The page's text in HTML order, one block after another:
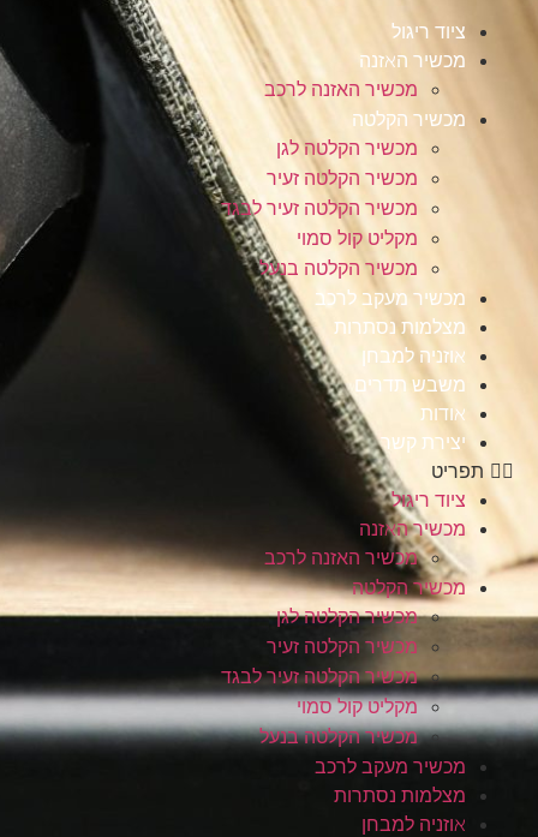
ציוד ריגול
מכשיר האזנה
מכשיר האזנה לרכב
מכשיר הקלטה
מכשיר הקלטה לגן
מכשיר הקלטה זעיר
מכשיר הקלטה זעיר לבגד
מקליט קול סמוי
מכשיר הקלטה בנעל
מכשיר מעקב לרכב
מצלמות נסתרות
אוזניה למבחן
משבש תדרים
אודות
יצירת קשר
תפריט
ציוד ריגול
מכשיר האזנה
מכשיר האזנה לרכב
מכשיר הקלטה
מכשיר הקלטה לגן
מכשיר הקלטה זעיר
מכשיר הקלטה זעיר לבגד
מקליט קול סמוי
מכשיר הקלטה בנעל
מכשיר מעקב לרכב
מצלמות נסתרות
אוזניה למבחן